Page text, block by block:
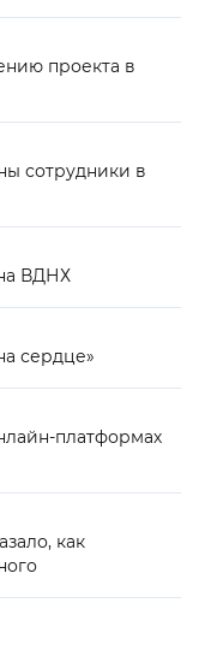
проекта в
сотрудники в
ВДНХ
сердце»
платформах
как